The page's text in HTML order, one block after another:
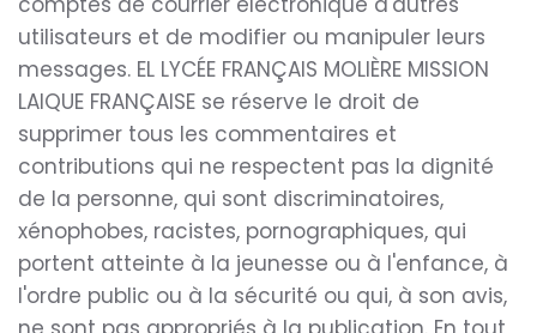
utilisateurs et de modifier ou manipuler leurs
messages. EL LYCÉE FRANÇAIS MOLIÈRE MISSION
LAIQUE FRANÇAISE se réserve le droit de
supprimer tous les commentaires et
contributions qui ne respectent pas la dignité
de la personne, qui sont discriminatoires,
xénophobes, racistes, pornographiques, qui
portent atteinte à la jeunesse ou à l'enfance, à
l'ordre public ou à la sécurité ou qui, à son avis,